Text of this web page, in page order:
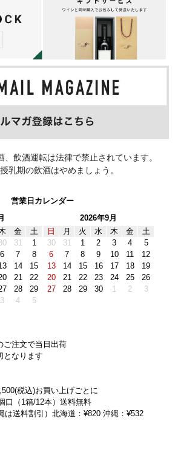
、飲酒運転は法律で禁止されています。
乳期の飲酒はやめましょう。
営業日カレンダー
金
土
31
1
6 7
8
14
15
21
22
28
29
3 4 5
2026年9月
日
月 火 水 木 金
土
30
31 1 2 3 4
5
6
7 8 9 10 11
12
13
14 15 16 17 18
19
20
21 22 23 24 25
26
27
28 29 30 1 2 3
ご注文で当日出荷
となります
税込)お買い上げごとに
口（1箱/12本）送料無料
は送料割引）北海道：¥820 沖縄：¥532